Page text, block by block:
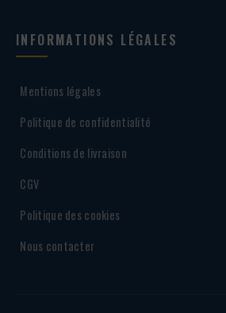
INFORMATIONS LÉGALES
Mentions légales
Politique de confidentialité
Conditions de livraison
CGV
Politique des cookies
Nous contacter